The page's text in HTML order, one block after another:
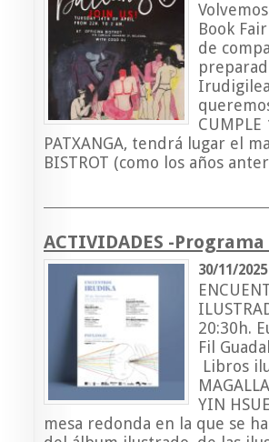
Book
de
PATXANGA, tendrá lugar el
BISTROT (como los años
ACTIVIDADES -
30/11/2025
20:30h.
Fil
Libros
YIN
mesa redonda en la que se